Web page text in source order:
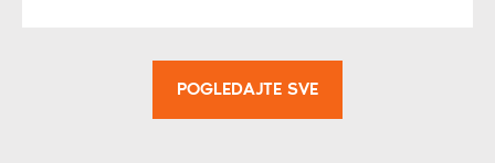
POGLEDAJTE SVE